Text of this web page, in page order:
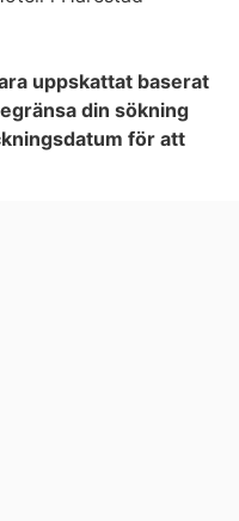
uppskattat baserat
din sökning
för att